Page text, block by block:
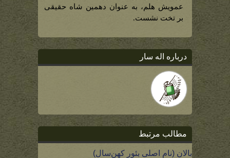
عمویش هلم، به عنوان دهمین شاه حقیقی
بر تخت نشست.
درباره اله سار
مطالب مرتبط
بالان (نام اصلی بئور کهن‌سال)